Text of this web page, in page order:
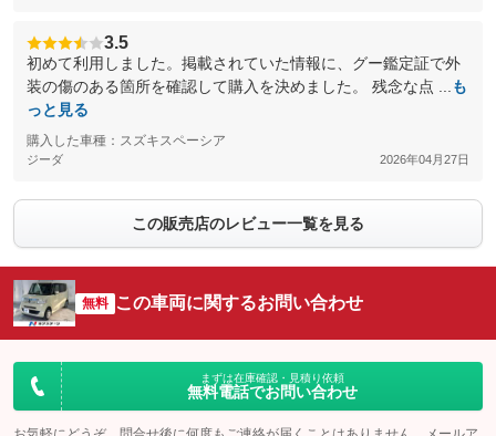
3.5
初めて利用しました。掲載されていた情報に、グー鑑定証で外
装の傷のある箇所を確認して購入を決めました。 残念な点 ...
も
っと見る
購入した車種：スズキスペーシア
ジーダ 2026年04月27日
この販売店のレビュー一覧を見る
無料 この車両に関するお問い合わせ
まずは在庫確認・見積り依頼
無料電話でお問い合わせ